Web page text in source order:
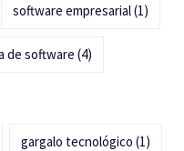
software empresarial(1)
de software (4)
gargalo tecnológico (1)